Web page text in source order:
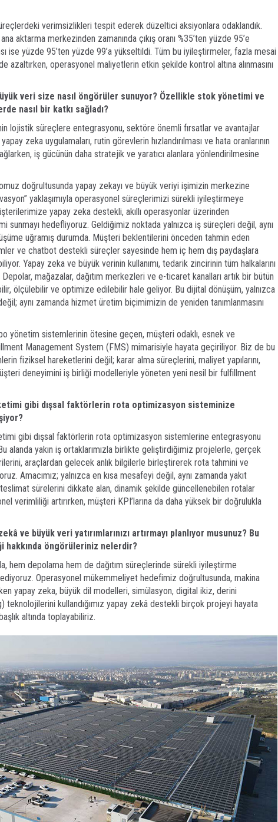
verimsizlikleri tespit ederek düzeltici aksiyonlara odaklandık.
aktarma merkezinden zamanında çıkış oranı %35’ten yüzde 95’e
ise yüzde 95’ten yüzde 99’a yükseltildi. Tüm bu iyileştirmeler, fazla mesai
azaltırken, operasyonel maliyetlerin etkin şekilde kontrol altına alınmasını
veri size nasıl öngörüler sunuyor? Özellikle stok yönetimi ve
nasıl bir katkı sağladı?
lojistik süreçlere entegrasyonu, sektöre önemli fırsatlar ve avantajlar
zeka uygulamaları, rutin görevlerin hızlandırılması ve hata oranlarının
iş gücünün daha stratejik ve yaratıcı alanlara yönlendirilmesine
doğrultusunda yapay zekayı ve büyük veriyi işimizin merkezine
yaklaşımıyla operasyonel süreçlerimizi sürekli iyileştirmeye
yapay zeka destekli, akıllı operasyonlar üzerinden
sunmayı hedefliyoruz. Geldiğimiz noktada yalnızca iş süreçleri değil, aynı
uğramış durumda. Müşteri beklentilerini önceden tahmin eden
ve chatbot destekli süreçler sayesinde hem iç hem dış paydaşlara
Yapay zeka ve büyük verinin kullanımı, tedarik zincirinin tüm halkalarını
mağazalar, dağıtım merkezleri ve e-ticaret kanalları artık bir bütün
ölçülebilir ve optimize edilebilir hale geliyor. Bu dijital dönüşüm, yalnızca
aynı zamanda hizmet üretim biçimimizin de yeniden tanımlanmasını
yönetim sistemlerinin ötesine geçen, müşteri odaklı, esnek ve
Management System (FMS) mimarisiyle hayata geçiriliyor. Biz de bu
fiziksel hareketlerini değil; karar alma süreçlerini, maliyet yapılarını,
deneyimini iş birliği modelleriyle yöneten yeni nesil bir fulfillment
gibi dışsal faktörlerin rota optimizasyon sisteminize
gibi dışsal faktörlerin rota optimizasyon sistemlerine entegrasyonu
alanda yakın iş ortaklarımızla birlikte geliştirdiğimiz projelerle, gerçek
araçlardan gelecek anlık bilgilerle birleştirerek rota tahmini ve
Amacımız; yalnızca en kısa mesafeyi değil, aynı zamanda yakıt
sürelerini dikkate alan, dinamik şekilde güncellenebilen rotalar
verimliliği artırırken, müşteri KPI’larına da daha yüksek bir doğrulukla
ve büyük veri yatırımlarınızı artırmayı planlıyor musunuz? Bu
öngörüleriniz nelerdir?
hem depolama hem de dağıtım süreçlerinde sürekli iyileştirme
ediyoruz. Operasyonel mükemmeliyet hedefimiz doğrultusunda, makina
yapay zeka, büyük dil modelleri, simülasyon, digital ikiz, derini
kullandığımız yapay zekâ destekli birçok projeyi hayata
altında toplayabiliriz.